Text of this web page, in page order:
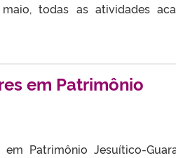
todas as atividades
em Patrimônio
Patrimônio Jesuítico-